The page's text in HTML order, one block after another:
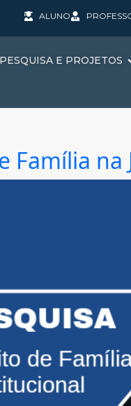
ALUNO
PESQUISA E PROJETOS
Família